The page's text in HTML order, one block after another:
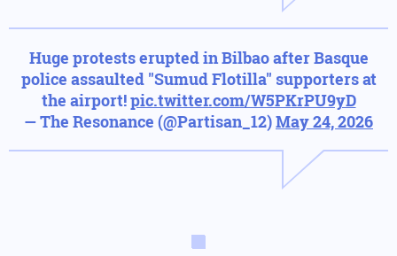
Huge protests erupted in Bilbao after Basque
police assaulted "Sumud Flotilla" supporters at
the airport!pic.twitter.com/W5PKrPU9yD
— The Resonance (@Partisan_12)May 24, 2026